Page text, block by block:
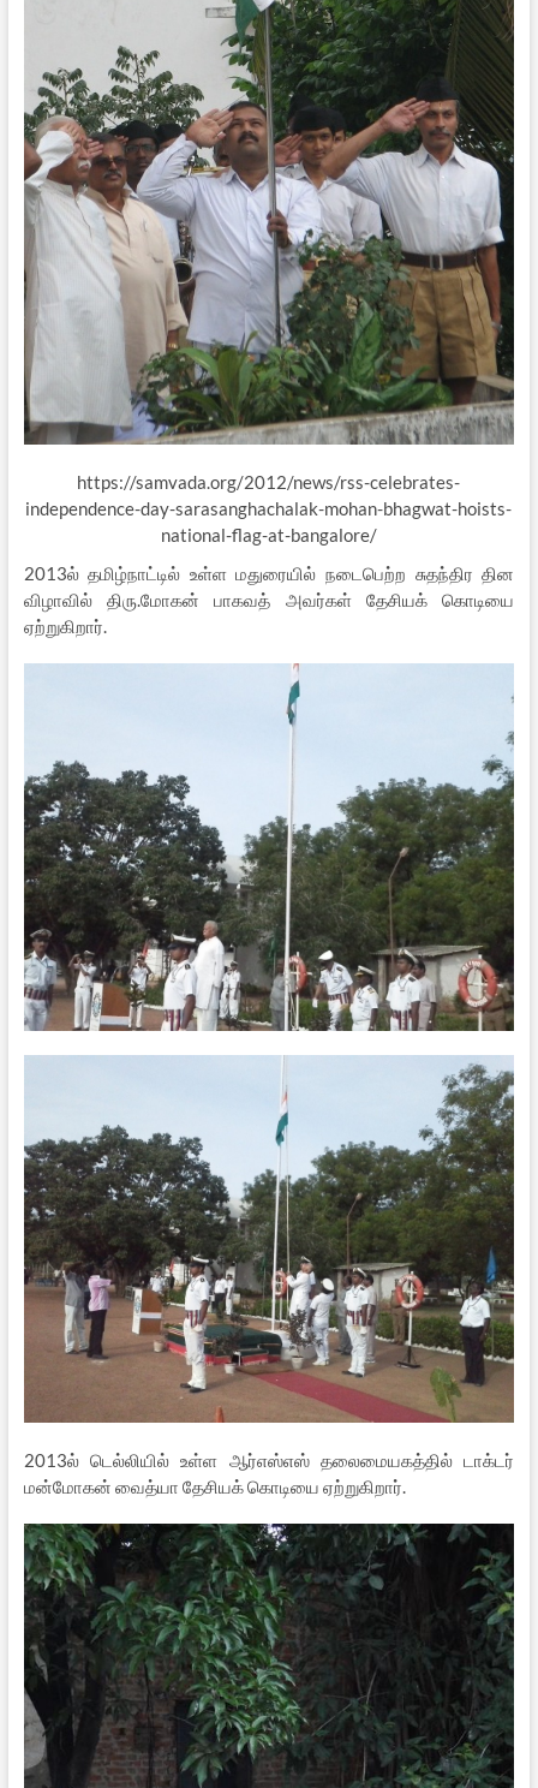
https://samvada.org/2012/news/rss-celebrates-
independence-day-sarasanghachalak-mohan-bhagwat-hoists-
national-flag-at-bangalore/
2013ல் தமிழ்நாட்டில் உள்ள மதுரையில் நடைபெற்ற சுதந்திர தின
விழாவில் திரு.மோகன் பாகவத் அவர்கள் தேசியக் கொடியை
ஏற்றுகிறார்.
2013ல் டெல்லியில் உள்ள ஆர்எஸ்எஸ் தலைமையகத்தில் டாக்டர்
மன்மோகன் வைத்யா தேசியக் கொடியை ஏற்றுகிறார்.